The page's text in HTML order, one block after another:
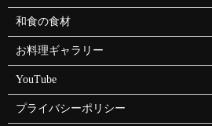
和食の食材
お料理ギャラリー
YouTube
プライバシーポリシー